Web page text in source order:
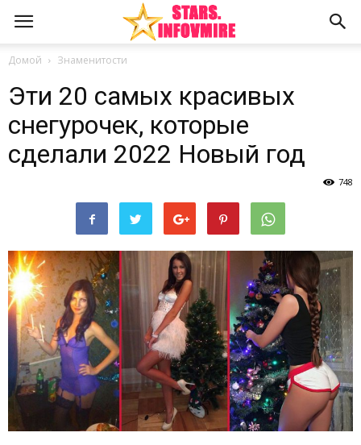
Домой Знаменитости
Эти 20 самых красивых
снегурочек, которые
сделали 2022 Новый год
748